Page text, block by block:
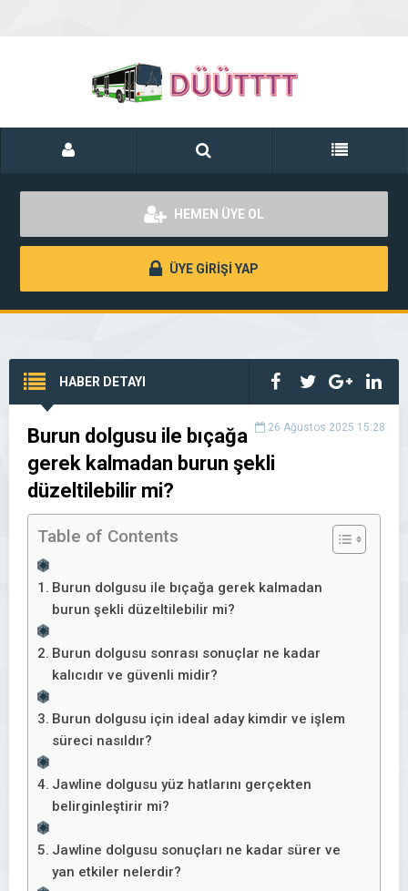
HEMEN ÜYE OL
ÜYE GİRİŞİ YAP
HABER DETAYI
26 Ağustos 2025 15:28
Burun dolgusu ile bıçağa
gerek kalmadan burun şekli
düzeltilebilir mi?
Table of Contents
Burun dolgusu ile bıçağa gerek kalmadan
burun şekli düzeltilebilir mi?
Burun dolgusu sonrası sonuçlar ne kadar
kalıcıdır ve güvenli midir?
Burun dolgusu için ideal aday kimdir ve işlem
süreci nasıldır?
Jawline dolgusu yüz hatlarını gerçekten
belirginleştirir mi?
Jawline dolgusu sonuçları ne kadar sürer ve
yan etkiler nelerdir?